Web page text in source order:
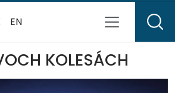
EN
KOLESÁCH